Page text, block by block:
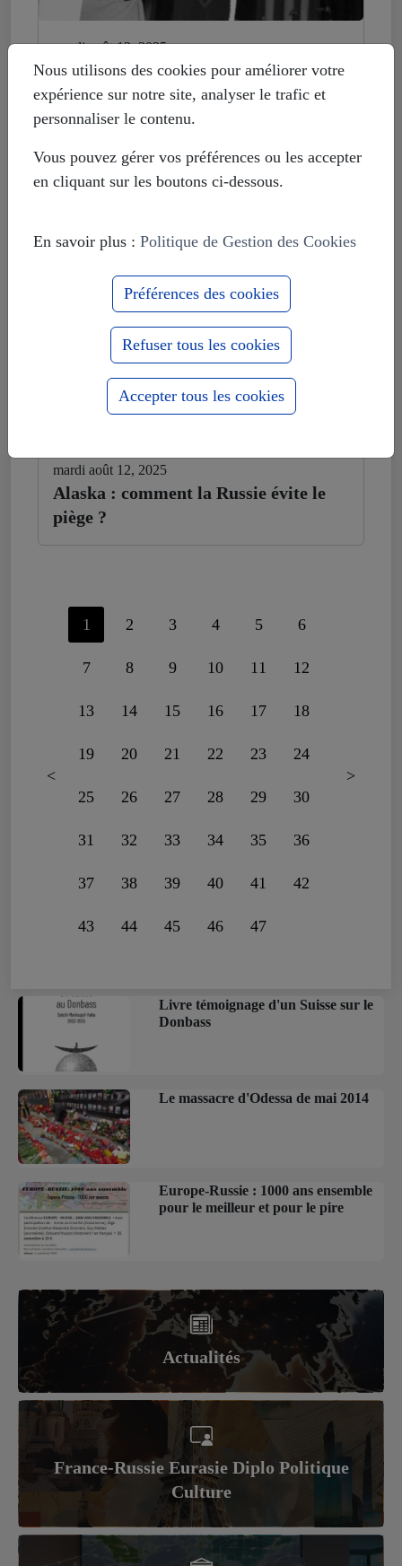
mardi août 12, 2025
Histoire déformée : les Européistes
veulent fonder leur unité sur la
russophobie
mardi août 12, 2025
Alaska : comment la Russie évite le
piège ?
<
1 2 3 4 5 6
7 8 9 10 11 12
13 14 15 16 17 18
19 20 21 22 23 24
25 26 27 28 29 30
31 32 33 34 35 36
37 38 39 40 41 42
43 44 45 46 47
>
Livre témoignage d'un Suisse sur le
Donbass
Le massacre d'Odessa de mai 2014
Europe-Russie : 1000 ans ensemble
pour le meilleur et pour le pire
Actualités
France-Russie Eurasie Diplo Politique
Culture
Nous utilisons des cookies pour améliorer votre
expérience sur notre site, analyser le trafic et
personnaliser le contenu.
Vous pouvez gérer vos préférences ou les accepter
en cliquant sur les boutons ci-dessous.
En savoir plus : Politique de Gestion des Cookies
Préférences des cookies
Refuser tous les cookies
Accepter tous les cookies